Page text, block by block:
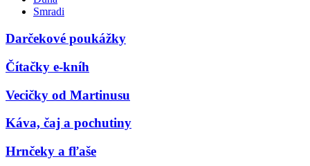
Smradi
Darčekové poukážky
Čítačky e-kníh
Vecičky od Martinusu
Káva, čaj a pochutiny
Hrnčeky a fľaše